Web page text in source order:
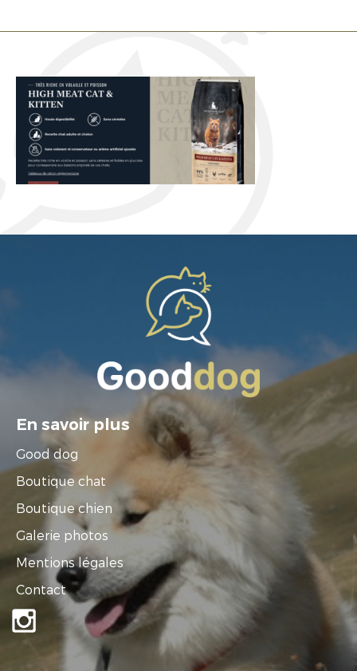
En savoir plus
Good dog
Boutique chat
Boutique chien
Galerie photos
Mentions légales
Contact